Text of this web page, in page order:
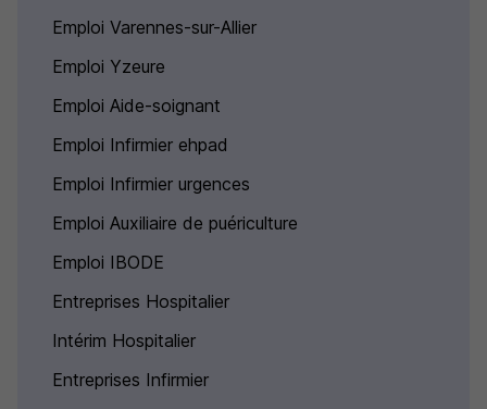
Emploi Varennes-sur-Allier
Emploi Yzeure
Emploi Aide-soignant
Emploi Infirmier ehpad
Emploi Infirmier urgences
Emploi Auxiliaire de puériculture
Emploi IBODE
Entreprises Hospitalier
Intérim Hospitalier
Entreprises Infirmier